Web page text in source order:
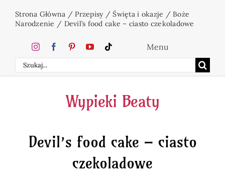
Strona Główna /Przepisy/Święta i okazje /Boże
Narodzenie / Devil’s food cake – ciasto czekoladowe
Szukaj
Menu
Home
Ciasta
Desery
Wypieki Beaty
Devil’s food cake – ciasto
czekoladowe